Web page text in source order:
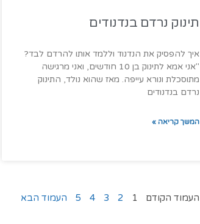
תינוק נרדם בנדנודים
איך להפסיק את הנדנוד וללמד אותו להרדם לבד?
"אני אמא לתינוק בן 10 חודשים, ואני מרגישה
מתוסכלת ונורא עייפה. מאז שהוא נולד, התינוק
נרדם בנדנודים
המשך קריאה »
העמוד הקודם 1
2
3
4
5 העמוד הבא